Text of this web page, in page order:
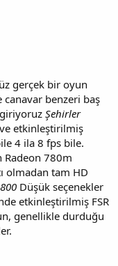
gerçek bir oyun
canavar benzeri baş
Şehirler
etkinleştirilmiş
4 ila 8 fps bile.
Radeon 780m
olmadan tam HD
Düşük seçenekler
etkinleştirilmiş FSR
genellikle durduğu